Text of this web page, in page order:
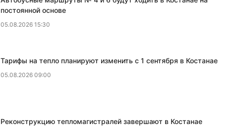
постоянной основе
05.08.2026 15:30
Тарифы на тепло планируют изменить с 1 сентября в Костанае
05.08.2026 09:00
Реконструкцию тепломагистралей завершают в Костанае